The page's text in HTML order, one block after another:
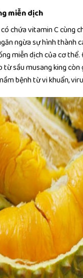
miễn dịch
chứa vitamin C cùng
ngừa sự hình thành
miễn dịch của cơ
từ sầu musang king còn
bệnh từ vi khuẩn,